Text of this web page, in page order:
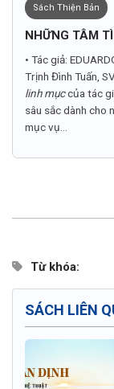
Sách Thiện Bản
NHỮNG TÂM
• Tác giả:
Trịnh Đình Tuấn,
linh mụccủa tác
sâu sắc dành cho
mục vụ...
Từ khóa:
SÁCH LIÊN